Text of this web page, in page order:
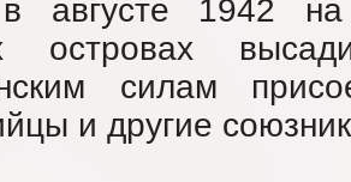
августе 1942 на
островах
силам
и другие